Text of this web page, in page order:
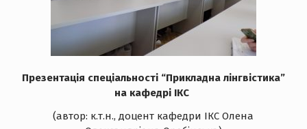
Презентація спеціальності “Прикладна лінгвістика”
на кафедрі ІКС
(автор: к.т.н., доцент кафедри ІКС Олена